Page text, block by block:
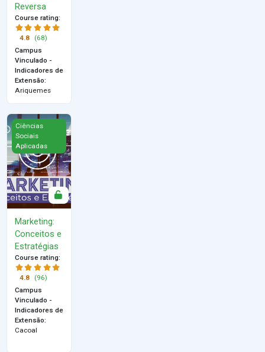
Reversa
Course rating:
4.8
(68)
Campus
Vinculado -
Indicadores de
Extensão:
Ariquemes
Marketing: Conceitos e Estratégias
Ciências
Sociais
Aplicadas
Marketing:
Conceitos e
Estratégias
Course rating:
4.8
(96)
Campus
Vinculado -
Indicadores de
Extensão:
Cacoal